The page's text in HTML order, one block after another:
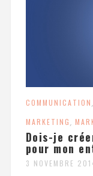
COMMUNICATION,
MARKETING,
Dois-je
pour mon
3 NOVEMBRE